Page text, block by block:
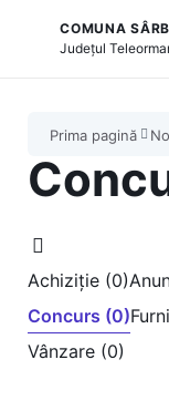
COMUNA
Județul
Prima pagină
Achiziție (0)
Concurs (0)
Vânzare (0)